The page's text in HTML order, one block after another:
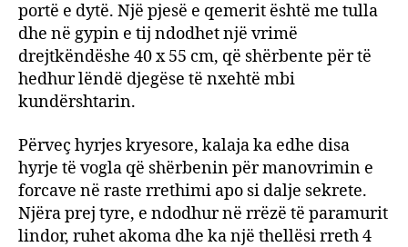
portë e dytë. Një pjesë e qemerit është me tulla
dhe në gypin e tij ndodhet një vrimë
drejtkëndëshe 40 x 55 cm, që shërbente për të
hedhur lëndë djegëse të nxehtë mbi
kundërshtarin.
Përveç hyrjes kryesore, kalaja ka edhe disa
hyrje të vogla që shërbenin për manovrimin e
forcave në raste rrethimi apo si dalje sekrete.
Njëra prej tyre, e ndodhur në rrëzë të paramurit
lindor, ruhet akoma dhe ka një thellësi rreth 4